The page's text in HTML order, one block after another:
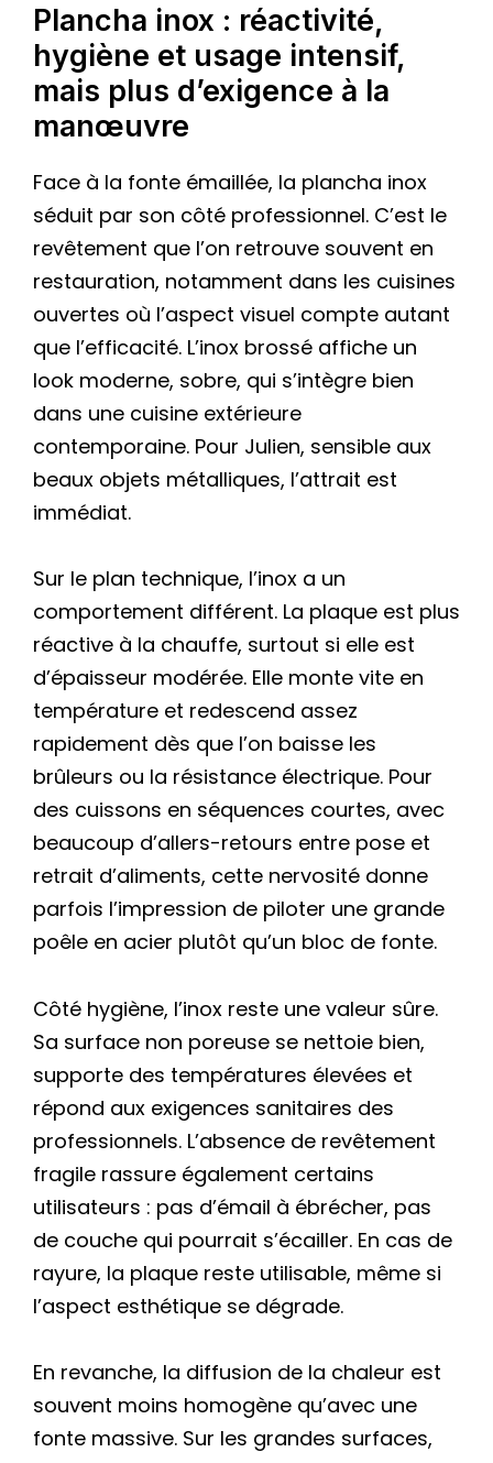
Plancha inox : réactivité,
hygiène et usage intensif,
mais plus d’exigence à la
manœuvre
Face à la fonte émaillée, la plancha inox
séduit par son côté professionnel. C’est le
revêtement que l’on retrouve souvent en
restauration, notamment dans les cuisines
ouvertes où l’aspect visuel compte autant
que l’efficacité. L’inox brossé affiche un
look moderne, sobre, qui s’intègre bien
dans une cuisine extérieure
contemporaine. Pour Julien, sensible aux
beaux objets métalliques, l’attrait est
immédiat.
Sur le plan technique, l’inox a un
comportement différent. La plaque est plus
réactive à la chauffe, surtout si elle est
d’épaisseur modérée. Elle monte vite en
température et redescend assez
rapidement dès que l’on baisse les
brûleurs ou la résistance électrique. Pour
des cuissons en séquences courtes, avec
beaucoup d’allers-retours entre pose et
retrait d’aliments, cette nervosité donne
parfois l’impression de piloter une grande
poêle en acier plutôt qu’un bloc de fonte.
Côté hygiène, l’inox reste une valeur sûre.
Sa surface non poreuse se nettoie bien,
supporte des températures élevées et
répond aux exigences sanitaires des
professionnels. L’absence de revêtement
fragile rassure également certains
utilisateurs : pas d’émail à ébrécher, pas
de couche qui pourrait s’écailler. En cas de
rayure, la plaque reste utilisable, même si
l’aspect esthétique se dégrade.
En revanche, la diffusion de la chaleur est
souvent moins homogène qu’avec une
fonte massive. Sur les grandes surfaces,